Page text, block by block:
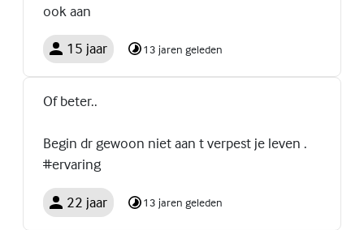
ook aan
15 jaar 13 jaren geleden
Of beter..
Begin dr gewoon niet aan t verpest je leven .
#ervaring
22 jaar 13 jaren geleden